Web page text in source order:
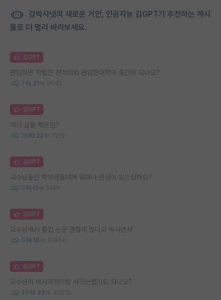
김박사넷의 새로운 거인, 인공지능 김GPT가 추천하는 게시
물로 더 멀리 바라보세요.
김GPT
편입하면 학벌은 전적대와 편입한대학의 중간이 되나요?
2 31 9642
김GPT
여기 글들 펙트임?
28 22 7219
김GPT
교수님들은 학부생들에게 얼마나 관심이 있으실까요?
9 11 5149
김GPT
교수님께서 졸업 논문 괜찮게 썼다고 하시면서
0 18 10904
김GPT
교수님이 박사과정이랑 사귀는랩가도 되나요?
48 33 30515